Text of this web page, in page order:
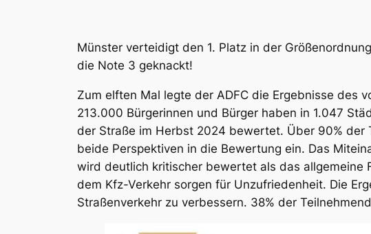
Münster verteidigt den 1. Platz in der
die Note 3 geknackt!
Zum elften Mal legte der ADFC die Ergebnisse des
213.000 Bürgerinnen und Bürger haben in 1.047
der Straße im Herbst 2024 bewertet. Über 90%
beide Perspektiven in die Bewertung ein. Das
wird deutlich kritischer bewertet als das allgemeine
dem Kfz-Verkehr sorgen für Unzufriedenheit. Die
Straßenverkehr zu verbessern. 38% der